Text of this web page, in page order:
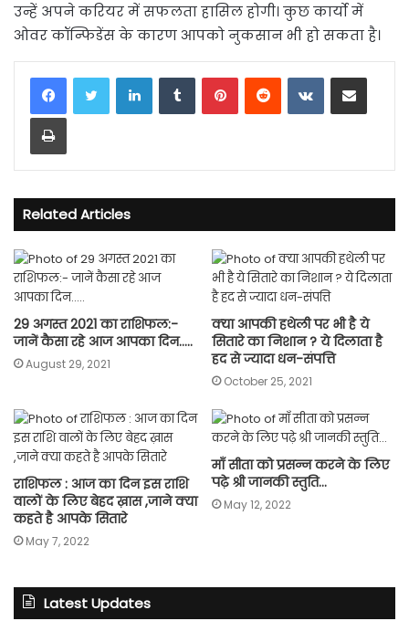
उन्हें अपने करियर में सफलता हासिल होगी। कुछ कार्यो में
ओवर कॉन्फिडेंस के कारण आपको नुकसान भी हो सकता है।
LinkedInTumblrPinterestReddit VKontakteShare via Email
Print
Related Articles
29 अगस्त 2021 का राशिफल:-
जानें कैसा रहे आज आपका दिन…..
August 29, 2021
क्‍या आपकी हथेली पर भी है ये
सितारे का निशान ? ये दिलाता है
हद से ज्यादा धन-संपत्ति
October 25, 2021
राशिफल : आज का दिन इस राशि
वालों के लिए बेहद ख़ास ,जाने क्या
कहते है आपके सितारे
May 7, 2022
माँ सीता को प्रसन्न करने के लिए
पढ़े श्री जानकी स्तुति…
May 12, 2022
Latest Updates